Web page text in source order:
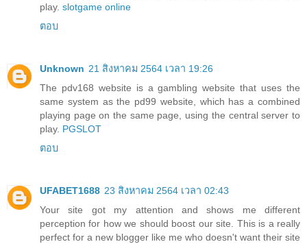
play. slotgame online
ตอบ
Unknown 21 สิงหาคม 2564 เวลา 19:26
The pdv168 website is a gambling website that uses the
same system as the pd99 website, which has a combined
playing page on the same page, using the central server to
play. PGSLOT
ตอบ
UFABET1688 23 สิงหาคม 2564 เวลา 02:43
Your site got my attention and shows me different
perception for how we should boost our site. This is a really
perfect for a new blogger like me who doesn't want their site